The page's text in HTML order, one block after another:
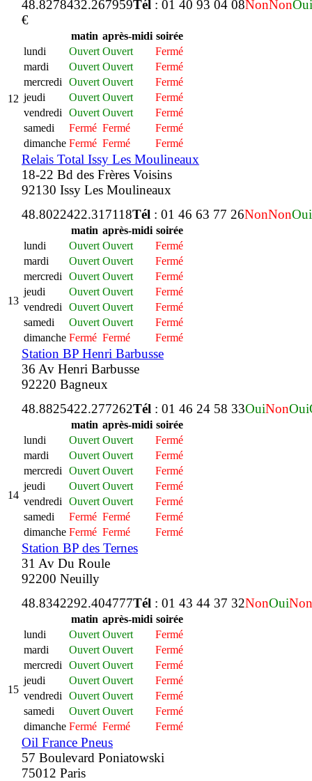
12
48.8278432.267959Tél : 01 40 93 04 08NonNonOui
€
matin après-midi soirée
lundi
Ouvert Ouvert
Fermé
mardi
Ouvert Ouvert
Fermé
mercredi
Ouvert Ouvert
Fermé
jeudi
Ouvert Ouvert
Fermé
vendredi
Ouvert Ouvert
Fermé
samedi
Fermé Fermé
Fermé
dimanche Fermé Fermé Fermé
Relais Total Issy Les Moulineaux
18-22 Bd des Frères Voisins
92130 Issy Les Moulineaux
13
48.8022422.317118Tél : 01 46 63 77 26NonNonOui
matin après-midi soirée
lundi
Ouvert Ouvert
Fermé
mardi
Ouvert Ouvert
Fermé
mercredi
Ouvert Ouvert
Fermé
jeudi
Ouvert Ouvert
Fermé
vendredi
Ouvert Ouvert
Fermé
samedi
Ouvert Ouvert
Fermé
dimanche Fermé Fermé Fermé
Station BP Henri Barbusse
36 Av Henri Barbusse
92220 Bagneux
14
48.8825422.277262Tél : 01 46 24 58 33OuiNonOui
matin après-midi soirée
lundi
Ouvert Ouvert
Fermé
mardi
Ouvert Ouvert
Fermé
mercredi
Ouvert Ouvert
Fermé
jeudi
Ouvert Ouvert
Fermé
vendredi
Ouvert Ouvert
Fermé
samedi
Fermé Fermé
Fermé
dimanche Fermé Fermé Fermé
Station BP des Ternes
31 Av Du Roule
92200 Neuilly
15
48.8342292.404777Tél : 01 43 44 37 32NonOuiNon
matin après-midi soirée
lundi
Ouvert Ouvert
Fermé
mardi
Ouvert Ouvert
Fermé
mercredi
Ouvert Ouvert
Fermé
jeudi
Ouvert Ouvert
Fermé
vendredi
Ouvert Ouvert
Fermé
samedi
Ouvert Ouvert
Fermé
dimanche Fermé Fermé Fermé
Oil France Pneus
57 Boulevard Poniatowski
75012 Paris